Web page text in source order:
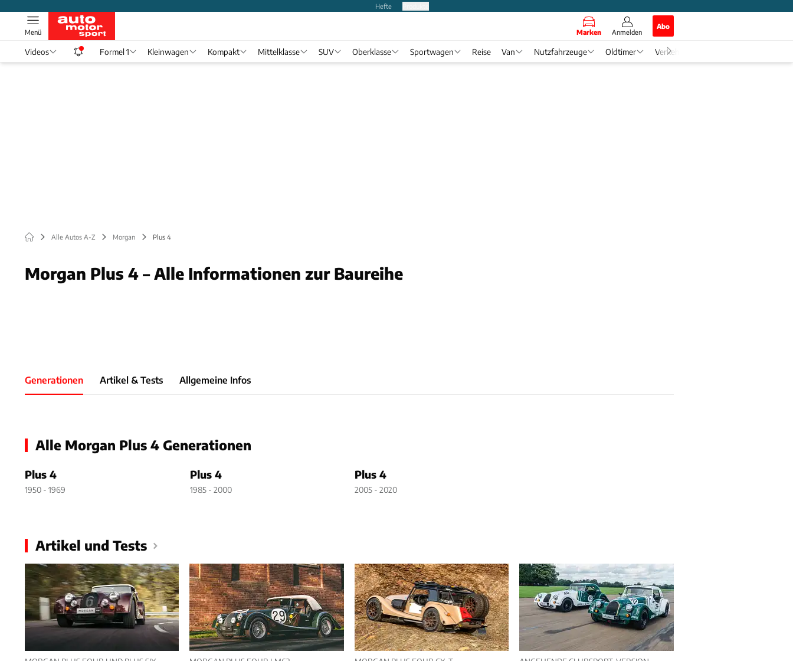
Hefte
Marken Anmelden
Abo
Menü
Videos Formel 1 Kleinwagen Kompakt Mittelklasse SUV Oberklasse Sportwagen Reise Van Nutzfahrzeuge Oldtimer Verkehr
Alle Autos A-Z Morgan Plus 4
Morgan Plus 4 – Alle Informationen zur Baureihe
Generationen Artikel & Tests Allgemeine Infos
Alle Morgan Plus 4 Generationen
Plus 4
1950 - 1969
Plus 4
1985 - 2000
Plus 4
2005 - 2020
Artikel und Tests